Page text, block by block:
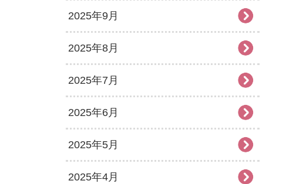
2025年9月
2025年8月
2025年7月
2025年6月
2025年5月
2025年4月